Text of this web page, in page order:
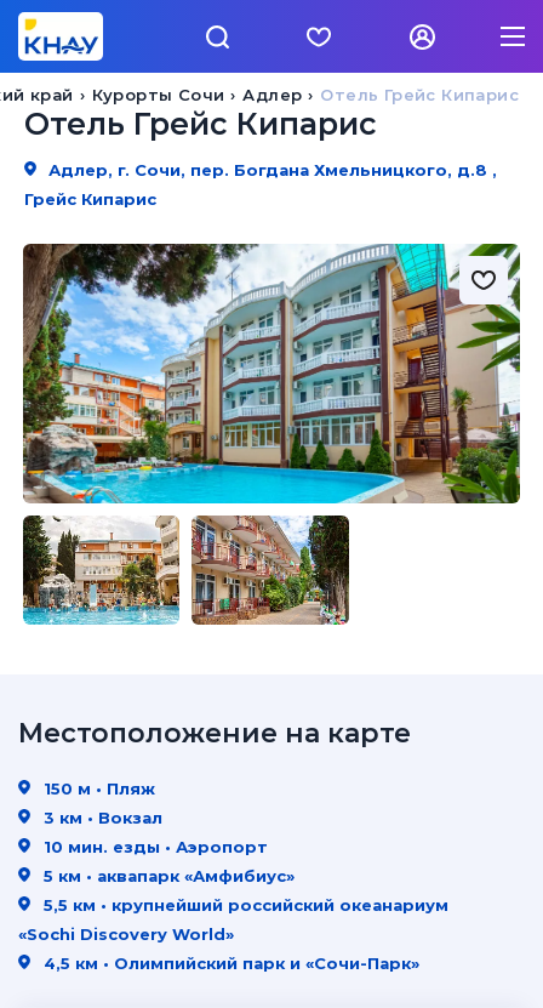
Отель Грейс Кипарис
Адлер
Курорты Сочи
край
Отель Грейс Кипарис
Адлер, г. Сочи, пер. Богдана Хмельницкого, д.8 ,
Грейс Кипарис
Местоположение на карте
150 м • Пляж
3 км • Вокзал
10 мин. езды • Аэропорт
5 км • аквапарк «Амфибиус»
5,5 км • крупнейший российский океанариум
«Sochi Discovery World»
4,5 км • Олимпийский парк и «Сочи-Парк»